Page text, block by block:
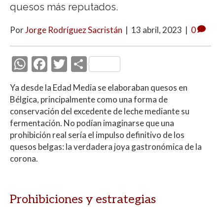
quesos más reputados.
PorJorge Rodríguez Sacristán | 13 abril, 2023 | 0
W
at
s
A
p
p
F
ac
e
b
o
o
T
w
itt
er
C
o
m
p
ar
ti
Ya desde la Edad Media se elaboraban quesos en
Bélgica, principalmente como una forma de
conservación del excedente de leche mediante su
fermentación. No podían imaginarse que una
prohibición real sería el impulso definitivo de los
quesos belgas: la verdadera joya gastronómica de la
corona.
Prohibiciones y estrategias